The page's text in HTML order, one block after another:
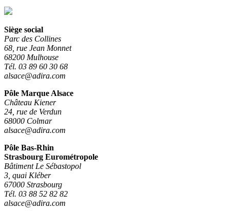
Siège social
Parc des Collines
68, rue Jean Monnet
68200 Mulhouse
Tél. 03 89 60 30 68
alsace@adira.com
Pôle Marque Alsace
Château Kiener
24, rue de Verdun
68000 Colmar
alsace@adira.com
Pôle Bas-Rhin
Strasbourg Eurométropole
Bâtiment Le Sébastopol
3, quai Kléber
67000 Strasbourg
Tél. 03 88 52 82 82
alsace@adira.com